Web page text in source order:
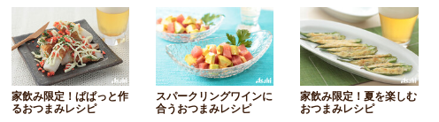
家飲み限定！ぱぱっと作
るおつまみレシピ
スパークリングワインに
合うおつまみレシピ
家飲み限定！夏を楽しむ
おつまみレシピ